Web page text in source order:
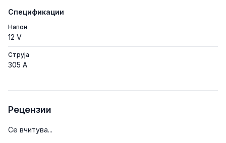
Спецификации
Напон
12 V
Струја
305 A
Рецензии
Се вчитува...